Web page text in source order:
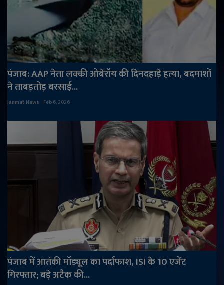
पंजाब: AAP नेता लक्की ओबेरॉय की दिनदहाड़े हत्या, बदमाशों
ने ताबड़तोड़ बरसाई...
Janmat News Feb 6, 2026
पंजाब में आतंकी मॉड्यूल का पर्दाफाश, ISI के 10 एजेंट
गिरफ्तार; बड़े अटैक की...